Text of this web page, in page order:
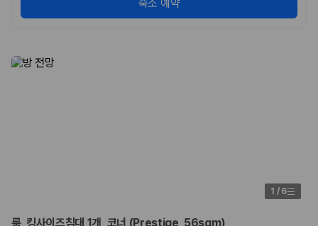
숙소 예약
1 / 6
룸, 킹사이즈침대 1개, 코너 (Prestige, 56sqm)